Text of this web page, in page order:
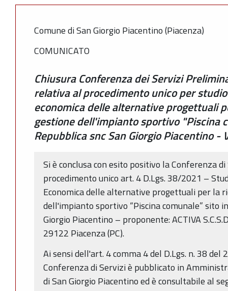
Comune di San Giorgio Piacentino (Piacenza)
COMUNICATO
Chiusura Conferenza dei Servizi
relativa al procedimento unico per
economica delle alternative progettuali
gestione dell'impianto sportivo "Piscina
Repubblica snc San Giorgio Piacentino -
Si è conclusa con esito positivo la Conferenza
procedimento unico art. 4 D.Lgs. 38/2021 –
Economica delle alternative progettuali per la
dell'impianto sportivo “Piscina comunale” sito
Giorgio Piacentino – proponente: ACTIVA
29122 Piacenza (PC).
Ai sensi dell'art. 4 comma 4 del D.Lgs. n. 38
Conferenza di Servizi è pubblicato in
di San Giorgio Piacentino ed è consultabile al